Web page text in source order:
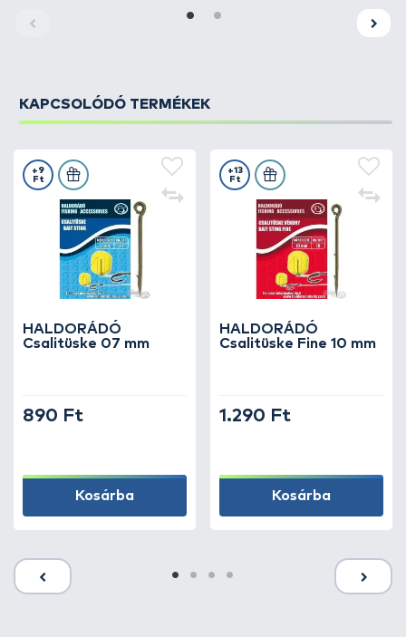
KAPCSOLÓDÓ TERMÉKEK
HALDORÁDÓ
Csalitüske 07 mm
+9
Ft
890 Ft
Kosárba
HALDORÁDÓ
Csalitüske Fine 10 mm
+13
Ft
1.290 Ft
Kosárba